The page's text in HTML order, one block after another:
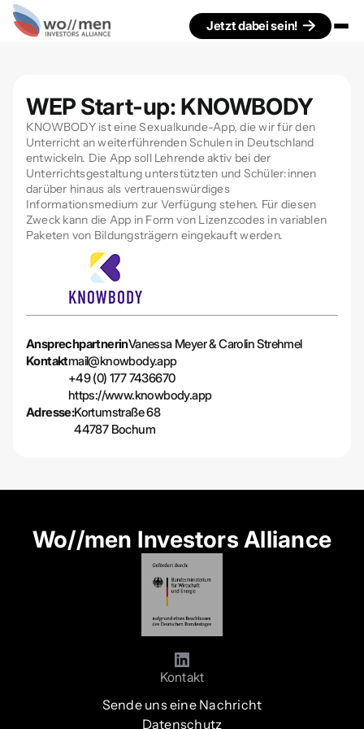
Jetzt dabei sein!
WEP Start-up: KNOWBODY
KNOWBODY ist eine Sexualkunde-App, die wir für den
Unterricht an weiterführenden Schulen in Deutschland
entwickeln. Die App soll Lehrende aktiv bei der
Unterrichtsgestaltung unterstützten und Schüler:innen
darüber hinaus als vertrauenswürdiges
Informationsmedium zur Verfügung stehen. Für diesen
Zweck kann die App in Form von Lizenzcodes in variablen
Paketen von Bildungsträgern eingekauft werden.
AnsprechpartnerinVanessa Meyer & Carolin Strehmel
Kontaktmail@knowbody.app
+49 (0) 177 7436670
https://www.knowbody.app
Adresse:Kortumstraße 68
44787 Bochum
Wo//men Investors Alliance
Kontakt
Sende uns eine Nachricht
Datenschutz